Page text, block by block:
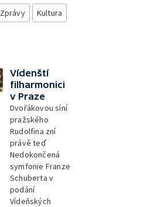
Zprávy Kultura
Vídenští
filharmonici
v Praze
Dvořákovou síní
pražského
Rudolfina zní
právě teď
Nedokončená
symfonie Franze
Schuberta v
podání
Vídeňských